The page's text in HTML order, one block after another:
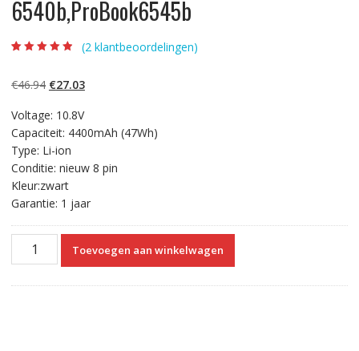
6540b,ProBook6545b
gebaseerd op
klantbeoordelin
(2 klantbeoordelingen)
€46.94 Oorspronkelijke
was:
€46.94.
€27.03Huidige
€27.03.
Voltage: 10.8V
Capaciteit: 4400mAh (47Wh)
Type: Li-ion
Conditie: nieuw 8 pin
Kleur:zwart
Garantie: 1 jaar
Laptop
Toevoegen aan winkelwagen